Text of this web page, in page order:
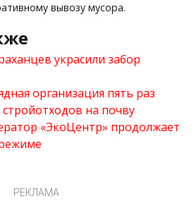
вывозу мусора.
украсили забор
организация пять раз
стройотходов на почву
«ЭкоЦентр» продолжает
РЕКЛАМА